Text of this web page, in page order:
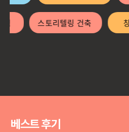
스토리텔링 건축
베스트 후기